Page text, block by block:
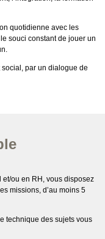
quotidienne avec les
souci constant de jouer un
par un dialogue de
ou en RH, vous disposez
missions, d’au moins 5
technique des sujets vous